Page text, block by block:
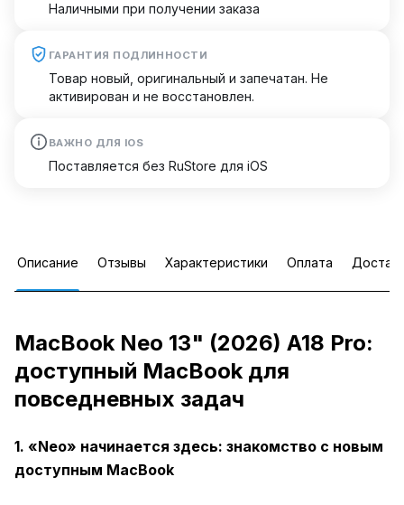
Наличными при получении заказа
ГАРАНТИЯ ПОДЛИННОСТИ
Товар новый, оригинальный и запечатан. Не
активирован и не восстановлен.
ВАЖНО ДЛЯ IOS
Поставляется без RuStore для iOS
Описание Отзывы Характеристики Оплата
MacBook Neo 13" (2026) A18 Pro:
доступный MacBook для
повседневных задач
1. «Neo» начинается здесь: знакомство с новым
доступным MacBook